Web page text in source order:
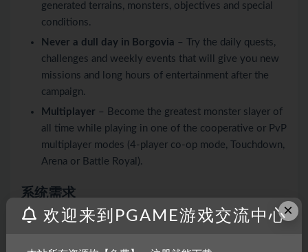
generated terrains, monsters, objectives and special
conditions.
Never a dull day in Borgovia – Try the daily quests,
challenges and weekly events that will give you new
missions and long hours of entertainment after the
campaign.
Multiplayer – Become the greatest monster slayer of
all time while playing in one of the cooperative or PvP
multiplayer modes (4-player co-op mode, Touchdown,
Arena or Battle Royal).
系统需求
×
欢迎来到PGAME游戏交流中心